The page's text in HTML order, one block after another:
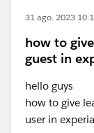
31 ago. 2023
how to
guest in
hello guys
how to give
user in